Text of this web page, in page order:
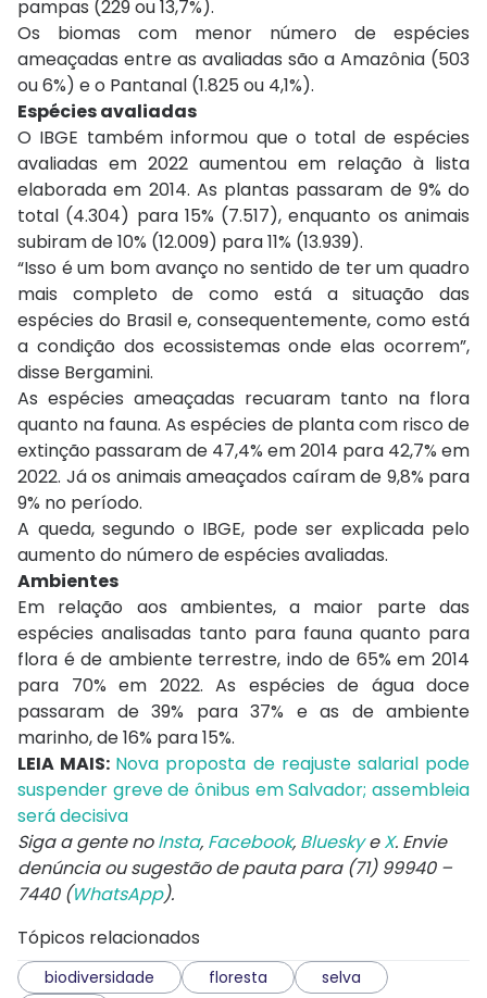
pampas (229 ou 13,7%).
Os biomas com menor número de espécies
ameaçadas entre as avaliadas são a Amazônia (503
ou 6%) e o Pantanal (1.825 ou 4,1%).
Espécies avaliadas
O IBGE também informou que o total de espécies
avaliadas em 2022 aumentou em relação à lista
elaborada em 2014. As plantas passaram de 9% do
total (4.304) para 15% (7.517), enquanto os animais
subiram de 10% (12.009) para 11% (13.939).
“Isso é um bom avanço no sentido de ter um quadro
mais completo de como está a situação das
espécies do Brasil e, consequentemente, como está
a condição dos ecossistemas onde elas ocorrem”,
disse Bergamini.
As espécies ameaçadas recuaram tanto na flora
quanto na fauna. As espécies de planta com risco de
extinção passaram de 47,4% em 2014 para 42,7% em
2022. Já os animais ameaçados caíram de 9,8% para
9% no período.
A queda, segundo o IBGE, pode ser explicada pelo
aumento do número de espécies avaliadas.
Ambientes
Em relação aos ambientes, a maior parte das
espécies analisadas tanto para fauna quanto para
flora é de ambiente terrestre, indo de 65% em 2014
para 70% em 2022. As espécies de água doce
passaram de 39% para 37% e as de ambiente
marinho, de 16% para 15%.
LEIA MAIS: Nova proposta de reajuste salarial pode
suspender greve de ônibus em Salvador; assembleia
será decisiva
Siga a gente noInsta, Facebook, BlueskyeX. Envie
denúncia ou sugestão de pauta para (71) 99940 –
7440 (WhatsApp).
Tópicos relacionados
biodiversidade floresta
selva